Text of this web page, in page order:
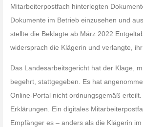
Mitarbeiterpostfach hinterlegten
Dokumente im Betrieb einzusehen und
stellte die Beklagte ab März 2022
widersprach die Klägerin und verlangte,
Das Landesarbeitsgericht hat der Klage,
begehrt, stattgegeben. Es hat
Online-Portal nicht ordnungsgemäß
Erklärungen. Ein digitales
Empfänger es – anders als die Klägerin